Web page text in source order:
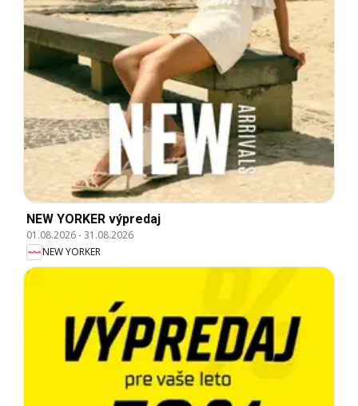
NEW YORKER výpredaj
01.08.2026-31.08.2026
NEW YORKER